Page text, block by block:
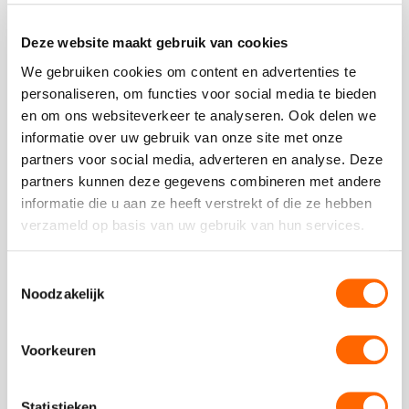
Deze website maakt gebruik van cookies
We gebruiken cookies om content en advertenties te
personaliseren, om functies voor social media te bieden
en om ons websiteverkeer te analyseren. Ook delen we
informatie over uw gebruik van onze site met onze
partners voor social media, adverteren en analyse. Deze
partners kunnen deze gegevens combineren met andere
informatie die u aan ze heeft verstrekt of die ze hebben
verzameld op basis van uw gebruik van hun services.
Noodzakelijk
Voorkeuren
Plaats een review
Bekijk alle reviews
Vergelijkbare uitjes
Bekijk
Herken
Mol
de